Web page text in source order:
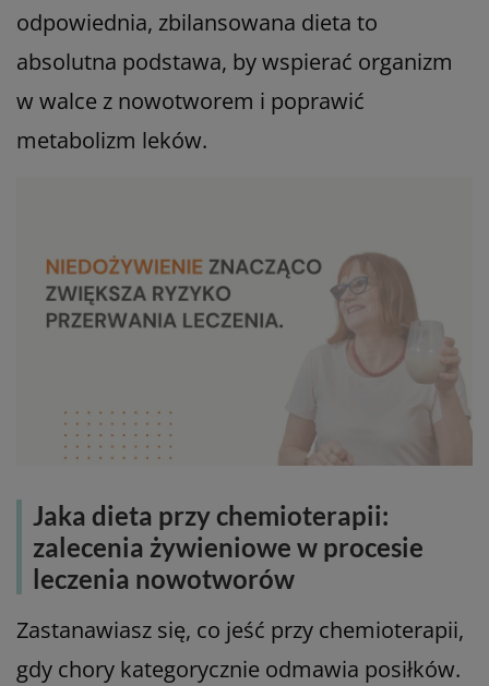
odpowiednia, zbilansowana dieta to
absolutna podstawa, by wspierać organizm
w walce z nowotworem i poprawić
metabolizm leków.
Jaka dieta przy chemioterapii:
zalecenia żywieniowe w procesie
leczenia nowotworów
Zastanawiasz się, co jeść przy chemioterapii,
gdy chory kategorycznie odmawia posiłków.